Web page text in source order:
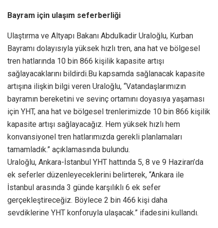
Bayram için ulaşım seferberliği
Ulaştırma ve Altyapı Bakanı Abdulkadir Uraloğlu, Kurban
Bayramı dolayısıyla yüksek hızlı tren, ana hat ve bölgesel
tren hatlarında 10 bin 866 kişilik kapasite artışı
sağlayacaklarını bildirdi.Bu kapsamda sağlanacak kapasite
artışına ilişkin bilgi veren Uraloğlu, “Vatandaşlarımızın
bayramın bereketini ve sevinç ortamını doyasıya yaşaması
için YHT, ana hat ve bölgesel trenlerimizde 10 bin 866 kişilik
kapasite artışı sağlayacağız. Hem yüksek hızlı hem
konvansiyonel tren hatlarımızda gerekli planlamaları
tamamladık.” açıklamasında bulundu.
Uraloğlu, Ankara-İstanbul YHT hattında 5, 8 ve 9 Haziran’da
ek seferler düzenleyeceklerini belirterek, “Ankara ile
İstanbul arasında 3 günde karşılıklı 6 ek sefer
gerçekleştireceğiz. Böylece 2 bin 466 kişi daha
sevdiklerine YHT konforuyla ulaşacak.” ifadesini kullandı.